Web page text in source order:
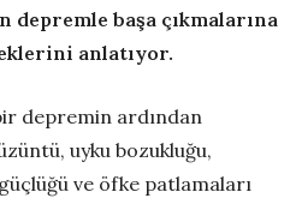
başa çıkmalarına
anlatıyor.
depremin ardından
uyku bozukluğu,
ve öfke patlamaları